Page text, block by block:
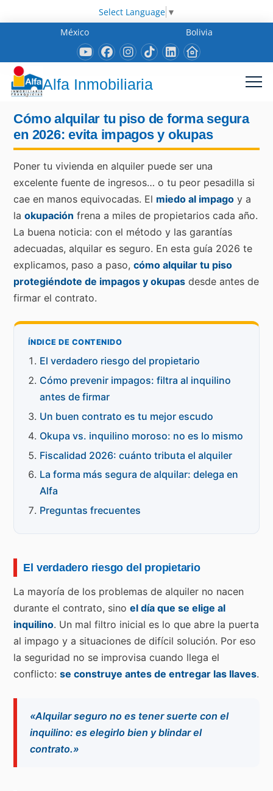
Select Language ▼
México
Bolivia
Alfa Inmobiliaria
Cómo alquilar tu piso de forma segura
en 2026: evita impagos y okupas
Poner tu vivienda en alquiler puede ser una
excelente fuente de ingresos… o tu peor pesadilla si
cae en manos equivocadas. El miedo al impago y a
laokupación frena a miles de propietarios cada año.
La buena noticia: con el método y las garantías
adecuadas, alquilar es seguro. En esta guía 2026 te
explicamos, paso a paso,cómo alquilar tu piso
protegiéndote de impagos y okupas desde antes de
firmar el contrato.
ÍNDICE DE CONTENIDO
El verdadero riesgo del propietario
Cómo prevenir impagos: filtra al inquilino
antes de firmar
Un buen contrato es tu mejor escudo
Okupa vs. inquilino moroso: no es lo mismo
Fiscalidad 2026: cuánto tributa el alquiler
La forma más segura de alquilar: delega en
Alfa
Preguntas frecuentes
El verdadero riesgo del propietario
La mayoría de los problemas de alquiler no nacen
durante el contrato, sinoel día que se elige al
inquilino. Un mal filtro inicial es lo que abre la puerta
al impago y a situaciones de difícil solución. Por eso
la seguridad no se improvisa cuando llega el
conflicto:se construye antes de entregar las llaves.
«Alquilar seguro no es tener suerte con el
inquilino: es elegirlo bien y blindar el
contrato.»